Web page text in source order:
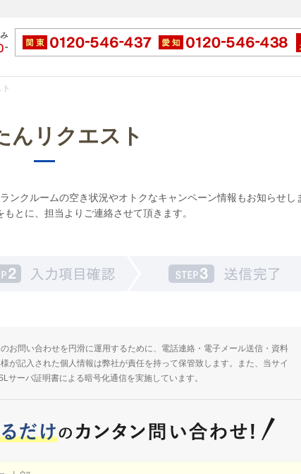
んリクエスト
ンクルームの空き状況やオトクなキャンペーン情報もお知らせし
とに、担当よりご連絡させて頂きます。
お問い合わせを円滑に運用するために、電話連絡・電子メール送信・資料
が記入された個人情報は弊社が責任を持って保管致します。また、当サイ
サーバ証明書による暗号化通信を実施しています。